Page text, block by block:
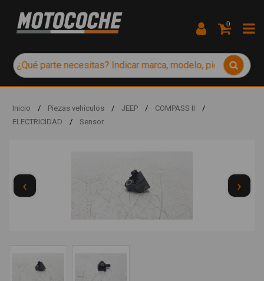
0
Inicio / Piezas vehículos / JEEP / COMPASS II
/
ELECTRICIDAD
/ Sensor
‹ ›